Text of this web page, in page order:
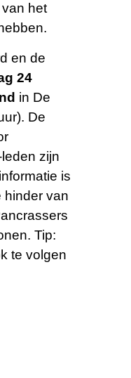
het
en de
24
in De
De
zijn
is
hinder van
Tip:
te volgen